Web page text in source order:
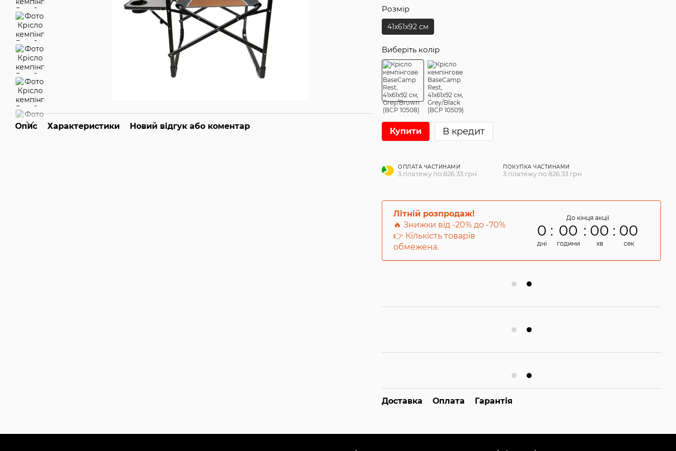
Опис Характеристики Новий відгук або коментар
Розмір
41x61x92 см
Виберіть колір
Купити В кредит
ОПЛАТА ЧАСТИНАМИ
3 платежу по 826.33 грн
ПОКУПКА ЧАСТИНАМИ
3 платежу по 826.33 грн
Літній розпродаж!
🔥 Знижки від -20% до -70%
👉 Кількість товарів
обмежена.
До кінця акції
0
дні
00
години
00
хв
00
сек
Доставка Оплата Гарантія